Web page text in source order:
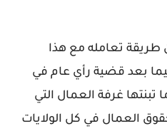
طريقة تعامله مع هذا
بعد قضية رأي عام في
غرفة العمال التي
العمال في كل الولايات